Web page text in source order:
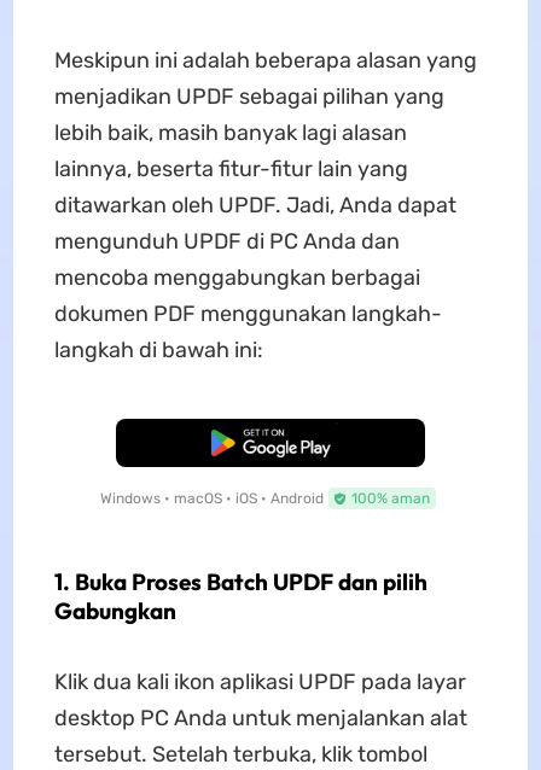
Meskipun ini adalah beberapa alasan yang
menjadikan UPDF sebagai pilihan yang
lebih baik, masih banyak lagi alasan
lainnya, beserta fitur-fitur lain yang
ditawarkan oleh UPDF. Jadi, Anda dapat
mengunduh UPDF di PC Anda dan
mencoba menggabungkan berbagai
dokumen PDF menggunakan langkah-
langkah di bawah ini:
Unduh Gratis
Windows • macOS • iOS • Android 100% aman
1. Buka Proses Batch UPDF dan pilih
Gabungkan
Klik dua kali ikon aplikasi UPDF pada layar
desktop PC Anda untuk menjalankan alat
tersebut. Setelah terbuka, klik tombol